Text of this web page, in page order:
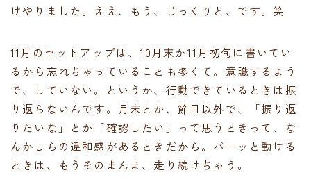
けやりました。ええ、もう、じっくりと、です。笑
11月のセットアップは、10月末か11月初旬に書いてい
るから忘れちゃっていることも多くて。意識するよう
で、していない。というか、行動できているときは振
り返らないんです。月末とか、節目以外で、「振り返
りたいな」とか「確認したい」って思うときって、な
んかしらの違和感があるときだから。バーッと動ける
ときは、もうそのまんま、走り続けちゃう。